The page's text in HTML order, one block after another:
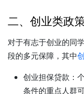
二、创业类政
对于有志于创业的同
段的多元保障，其中
创业担保贷款 ：
条件的重点人群